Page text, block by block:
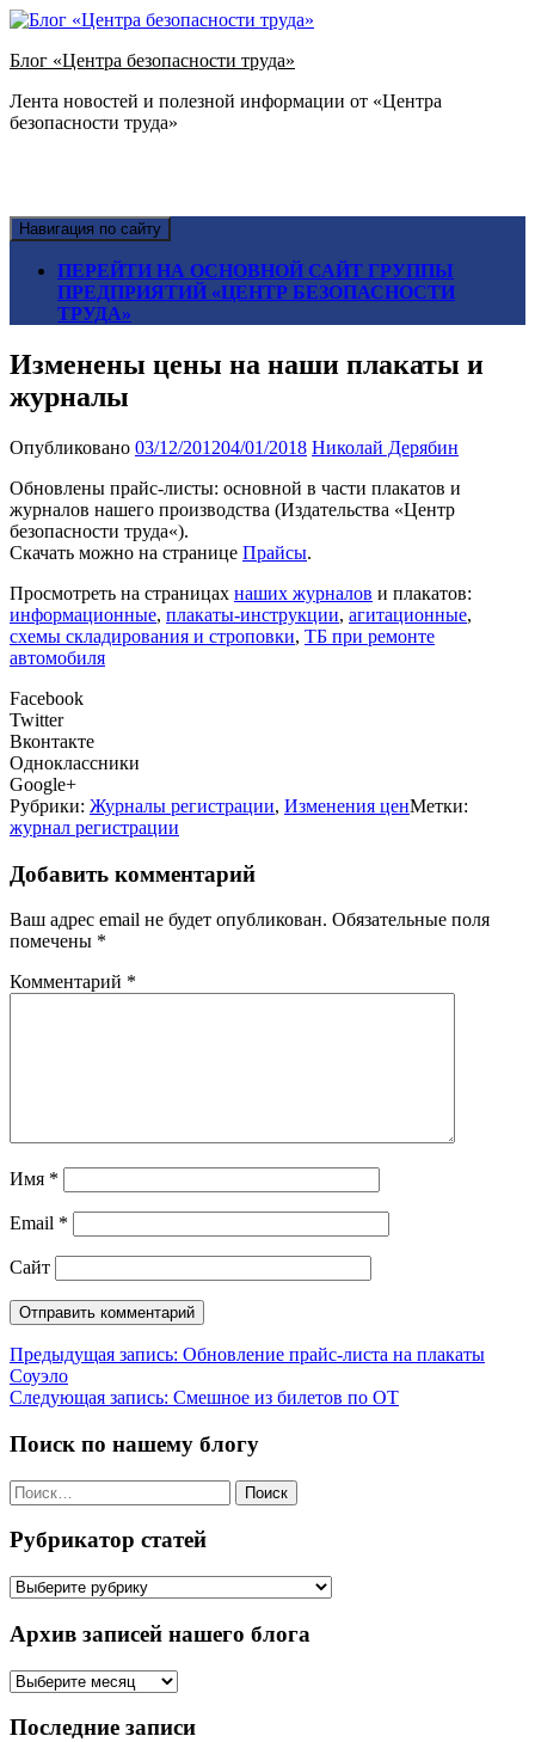
Блог «Центра безопасности труда»
Лента новостей и полезной информации от «Центра
безопасности труда»
Навигация по сайту
ПЕРЕЙТИ НА ОСНОВНОЙ САЙТ ГРУППЫ
ПРЕДПРИЯТИЙ «ЦЕНТР БЕЗОПАСНОСТИ
ТРУДА»
Изменены цены на наши плакаты и
журналы
Опубликовано 03/12/201204/01/2018 Николай Дерябин
Обновлены прайс-листы: основной в части плакатов и
журналов нашего производства (Издательства «Центр
безопасности труда«).
Скачать можно на странице Прайсы.
Просмотреть на страницах наших журналов и плакатов:
информационные, плакаты-инструкции, агитационные,
схемы складирования и строповки, ТБ при ремонте
автомобиля
Facebook
Twitter
Вконтакте
Одноклассники
Google+
Рубрики: Журналы регистрации, Изменения ценМетки:
журнал регистрации
Добавить комментарий
Ваш адрес email не будет опубликован. Обязательные поля
помечены *
Комментарий *
Имя *
Email *
Сайт
Навигация
по
Предыдущая запись: Обновление прайс-листа на плакаты
Соуэло
Следующая запись: Смешное из билетов по ОТ
Поиск по нашему блогу
Найти:
Рубрикатор статей
Рубрикатор
Архив записей нашего блога
Архив
нашего
Последние записи